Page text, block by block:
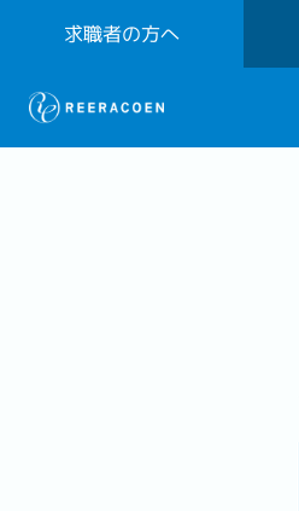
求職者の方へ